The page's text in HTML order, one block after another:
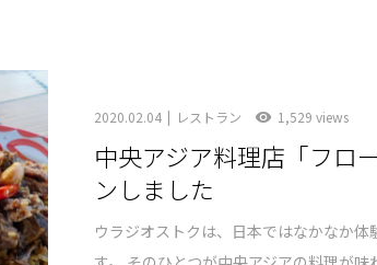
2020.02.04 レストラン 1,529 views
中央アジア料理店「フロ
ンしました
ウラジオストクは、日本ではなかなか